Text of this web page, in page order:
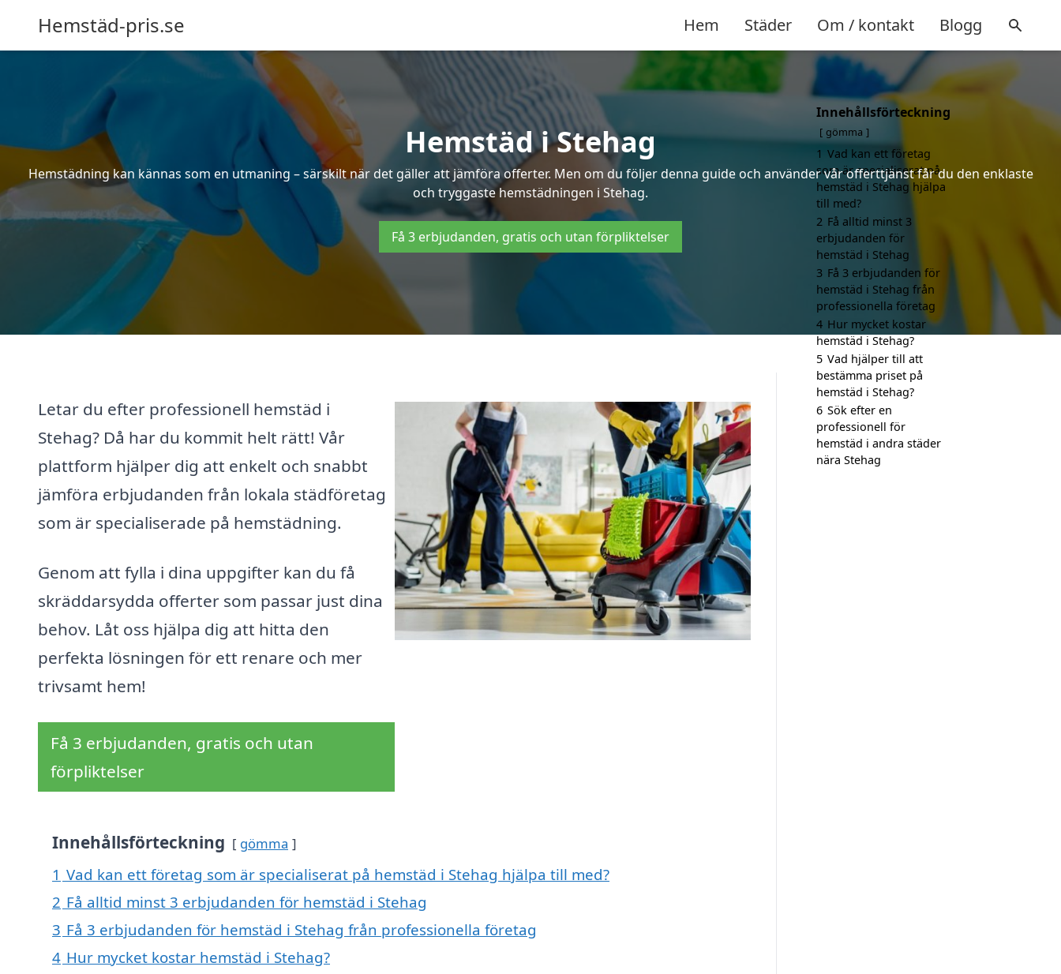
Hemstäd-pris.se Hem Städer Om / kontakt Blogg
Hemstäd i Stehag
Hemstädning kan kännas som en utmaning – särskilt när det gäller att jämföra offerter. Men om du följer denna guide och använder vår offerttjänst får du den enklaste
och tryggaste hemstädningen i Stehag.
Få 3 erbjudanden, gratis och utan förpliktelser
Letar du efter professionell hemstäd i
Stehag? Då har du kommit helt rätt! Vår
plattform hjälper dig att enkelt och snabbt
jämföra erbjudanden från lokala städföretag
som är specialiserade på hemstädning.
Genom att fylla i dina uppgifter kan du få
skräddarsydda offerter som passar just dina
behov. Låt oss hjälpa dig att hitta den
perfekta lösningen för ett renare och mer
trivsamt hem!
Få 3 erbjudanden, gratis och utan
förpliktelser
Innehållsförteckning gömma
1 Vad kan ett företag som är specialiserat på hemstäd i Stehag hjälpa till med?
2 Få alltid minst 3 erbjudanden för hemstäd i Stehag
3 Få 3 erbjudanden för hemstäd i Stehag från professionella företag
4 Hur mycket kostar hemstäd i Stehag?
Innehållsförteckning
gömma
1 Vad kan ett företag
som är specialiserat på
hemstäd i Stehag hjälpa
till med?
2 Få alltid minst 3
erbjudanden för
hemstäd i Stehag
3 Få 3 erbjudanden för
hemstäd i Stehag från
professionella företag
4 Hur mycket kostar
hemstäd i Stehag?
5 Vad hjälper till att
bestämma priset på
hemstäd i Stehag?
6 Sök efter en
professionell för
hemstäd i andra städer
nära Stehag